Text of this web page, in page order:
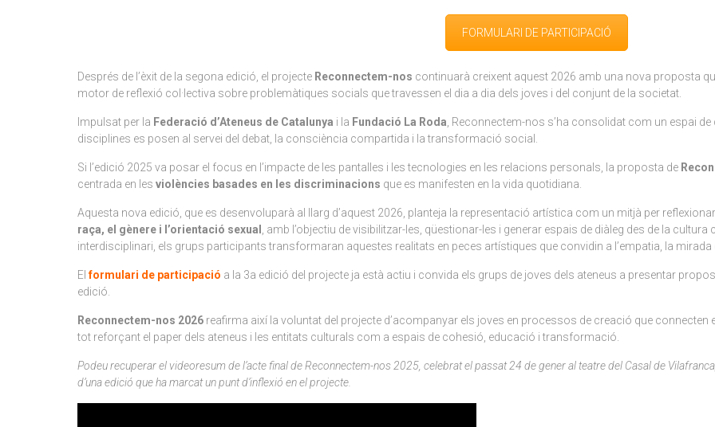
FORMULARI DE PARTICIPACIÓ
Després de l’èxit de la segona edició, el projecte Reconnectem-nos continuarà creixent aquest 2026 amb una nova proposta
motor de reflexió col·lectiva sobre problemàtiques socials que travessen el dia a dia dels joves i del conjunt de la societat.
Impulsat per la Federació d’Ateneus de Catalunya i la Fundació La Roda , Reconnectem-nos s’ha consolidat com un espai
disciplines es posen al servei del debat, la consciència compartida i la transformació social.
Si l’edició 2025 va posar el focus en l’impacte de les pantalles i les tecnologies en les relacions personals, la proposta de
centrada en les violències basades en les discriminacions que es manifesten en la vida quotidiana.
Aquesta nova edició, que es desenvoluparà al llarg d’aquest 2026, planteja la representació artística com un mitjà per
raça, el gènere i l’orientació sexual
, amb l’objectiu de visibilitzar-les, qüestionar-les i generar espais de diàleg des de la
interdisciplinari, els grups participants transformaran aquestes realitats en peces artístiques que convidin a l’empatia, la
Elformulari de participació a la 3a edició del projecte ja està actiu i convida els grups de joves dels ateneus a presentar
edició.
Reconnectem-nos 2026 reafirma així la voluntat del projecte d’acompanyar els joves en processos de creació que connecten
tot reforçant el paper dels ateneus i les entitats culturals com a espais de cohesió, educació i transformació.
Podeu recuperar el videoresum de l’acte final de Reconnectem-nos 2025, celebrat el passat 24 de gener al teatre del Casal de
d’una edició que ha marcat un punt d’inflexió en el projecte.